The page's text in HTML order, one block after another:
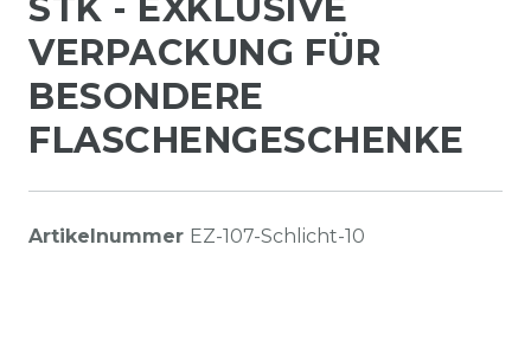
STK - EXKLUSIVE
VERPACKUNG FÜR
BESONDERE
FLASCHENGESCHENKE
Artikelnummer EZ-107-Schlicht-10